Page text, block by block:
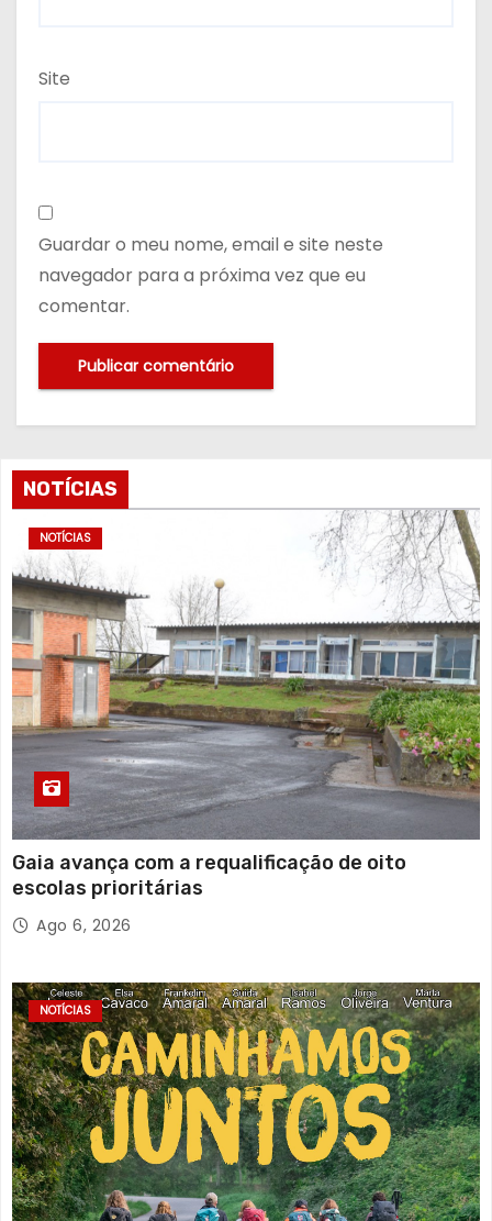
Site
Guardar o meu nome, email e site neste
navegador para a próxima vez que eu
comentar.
NOTÍCIAS
NOTÍCIAS
Gaia avança com a requalificação de oito
escolas prioritárias
Ago 6, 2026
NOTÍCIAS